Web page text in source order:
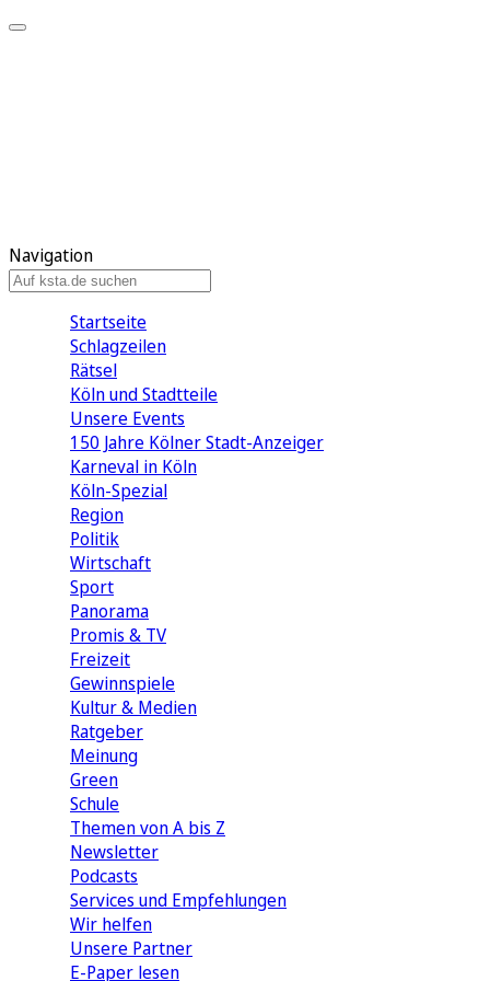
Navigation
Startseite
Schlagzeilen
Rätsel
Köln und Stadtteile
Unsere Events
150 Jahre Kölner Stadt-Anzeiger
Karneval in Köln
Köln-Spezial
Region
Politik
Wirtschaft
Sport
Panorama
Promis & TV
Freizeit
Gewinnspiele
Kultur & Medien
Ratgeber
Meinung
Green
Schule
Themen von A bis Z
Newsletter
Podcasts
Services und Empfehlungen
Wir helfen
Unsere Partner
E-Paper lesen